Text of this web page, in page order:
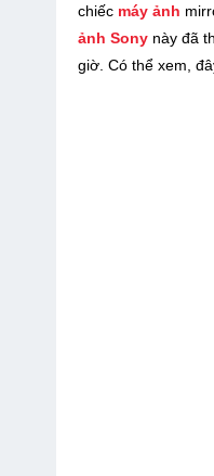
chiếc máy ảnh
ảnh Sony này đã
giờ. Có thể xem,